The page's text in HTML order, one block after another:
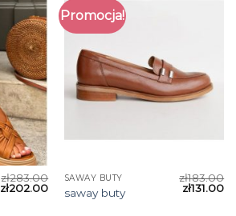
zł283.00
zł202.00
Promocja!
SAWAY BUTY
saway buty
zł183.00
zł131.00